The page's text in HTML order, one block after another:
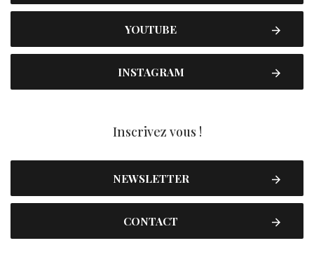
YOUTUBE
INSTAGRAM
Inscrivez vous !
NEWSLETTER
CONTACT